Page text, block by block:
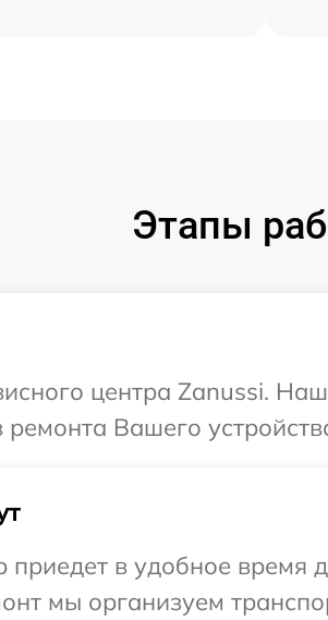
Этапы
центра Zanussi.
Вашего
в удобное время
мы организуем